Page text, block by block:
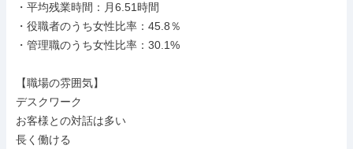
・平均残業時間：月6.51時間
・役職者のうち女性比率：45.8％
・管理職のうち女性比率：30.1%
【職場の雰囲気】
デスクワーク
お客様との対話は多い
長く働ける